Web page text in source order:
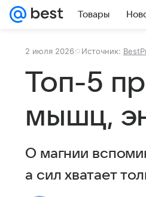
Товары
2 июля 2026 Источник:
Топ-5
мышц,
О магнии
а сил хватает